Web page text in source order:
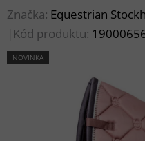
Značka: Equestrian
| Kód produktu:
NOVINKA